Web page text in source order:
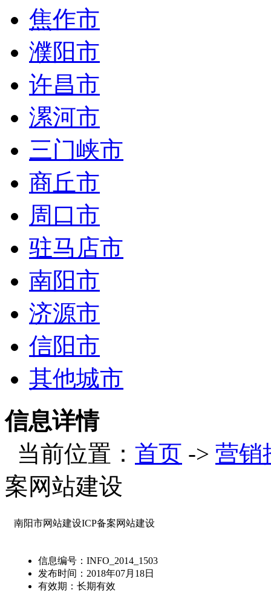
焦作市
濮阳市
许昌市
漯河市
三门峡市
商丘市
周口市
驻马店市
南阳市
济源市
信阳市
其他城市
信息详情
当前位置： 首页 -> 营销
案网站建设
南阳市网站建设ICP备案网站建设
信息编号： INFO_2014_1503
发布时间： 2018年07月18日
有效期： 长期有效